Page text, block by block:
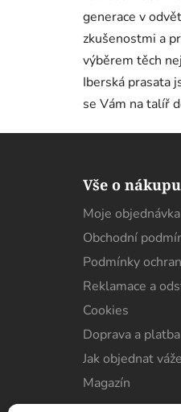
generace v
zkušenostmi a
výběrem těch
Iberská prasata
se Vám na talíř
Vše o nákupu
Moje objednávka
Obchodní
Podmínky
Reklamace a
Cookies
Doprava a platba
Jak objednat
Magazín